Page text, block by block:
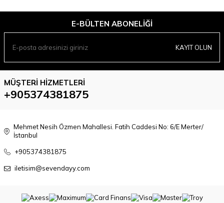
E-BÜLTEN ABONELIĞI
KAYIT OLUN
MÜŞTERI HIZMETLERI
+905374381875
Mehmet Nesih Özmen Mahallesi. Fatih Caddesi No: 6/E Merter/
İstanbul
+905374381875
iletisim@sevendayy.com